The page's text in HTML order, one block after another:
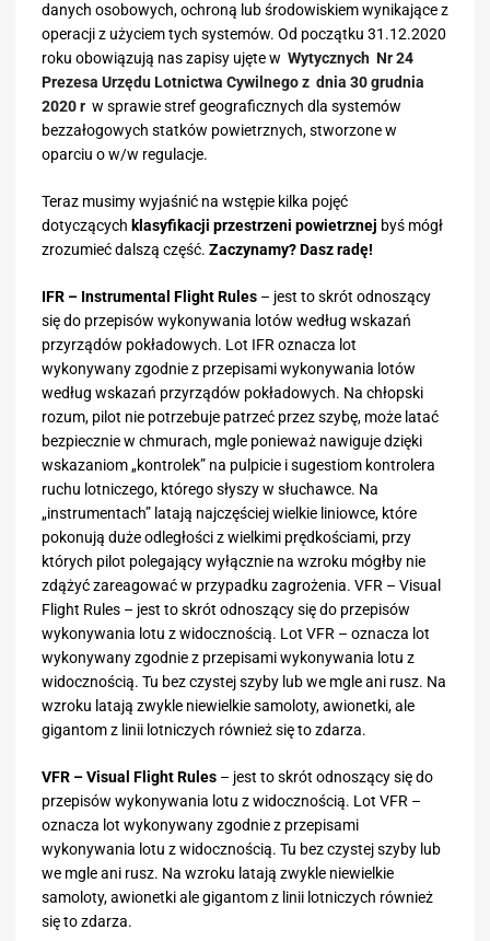
danych osobowych, ochroną lub środowiskiem wynikające z
operacji z użyciem tych systemów. Od początku 31.12.2020
roku obowiązują nas zapisy ujęte w Wytycznych Nr 24
Prezesa Urzędu Lotnictwa Cywilnego z dnia 30 grudnia
2020 r w sprawie stref geograficznych dla systemów
bezzałogowych statków powietrznych, stworzone w
oparciu o w/w regulacje.
Teraz musimy wyjaśnić na wstępie kilka pojęć
dotyczących klasyfikacji przestrzeni powietrznej byś mógł
zrozumieć dalszą część. Zaczynamy? Dasz radę!
IFR – Instrumental Flight Rules – jest to skrót odnoszący
się do przepisów wykonywania lotów według wskazań
przyrządów pokładowych. Lot IFR oznacza lot
wykonywany zgodnie z przepisami wykonywania lotów
według wskazań przyrządów pokładowych. Na chłopski
rozum, pilot nie potrzebuje patrzeć przez szybę, może latać
bezpiecznie w chmurach, mgle ponieważ nawiguje dzięki
wskazaniom „kontrolek” na pulpicie i sugestiom kontrolera
ruchu lotniczego, którego słyszy w słuchawce. Na
„instrumentach” latają najczęściej wielkie liniowce, które
pokonują duże odległości z wielkimi prędkościami, przy
których pilot polegający wyłącznie na wzroku mógłby nie
zdążyć zareagować w przypadku zagrożenia. VFR – Visual
Flight Rules – jest to skrót odnoszący się do przepisów
wykonywania lotu z widocznością. Lot VFR – oznacza lot
wykonywany zgodnie z przepisami wykonywania lotu z
widocznością. Tu bez czystej szyby lub we mgle ani rusz. Na
wzroku latają zwykle niewielkie samoloty, awionetki, ale
gigantom z linii lotniczych również się to zdarza.
VFR – Visual Flight Rules – jest to skrót odnoszący się do
przepisów wykonywania lotu z widocznością. Lot VFR –
oznacza lot wykonywany zgodnie z przepisami
wykonywania lotu z widocznością. Tu bez czystej szyby lub
we mgle ani rusz. Na wzroku latają zwykle niewielkie
samoloty, awionetki ale gigantom z linii lotniczych również
się to zdarza.